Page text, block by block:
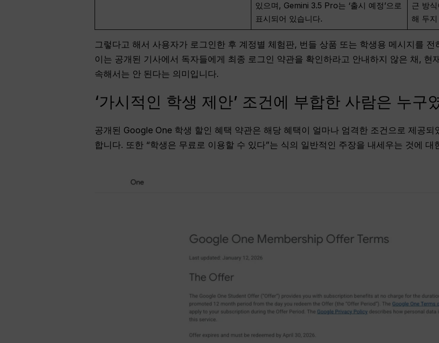
있으며, Gemini 3.5 Pro는 ‘출시 예정’으로
표시되어 있습니다.
근 방
해 두
그렇다고 해서 사용자가 로그인한 후 계정별 체험판, 번들 상품 또는 학생용 메시지를
이는 공개된 기사에서 독자들에게 최종 로그인 약관을 확인하라고 안내하지 않은 채, 현
속해서는 안 된다는 의미입니다.
‘가시적인 학생 제안’ 조건에 부합한 사람은 누구
공개된 Google One 학생 할인 혜택 약관은 해당 혜택이 얼마나 엄격한 조건으로 제공되
합니다. 또한 “학생은 무료로 이용할 수 있다”는 식의 일반적인 주장을 내세우는 것에 대